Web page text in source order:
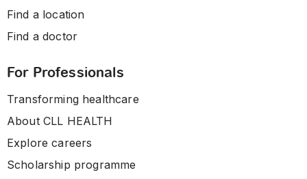
Find a location
Find a doctor
For Professionals
Transforming healthcare
About CLL HEALTH
Explore careers
Scholarship programme